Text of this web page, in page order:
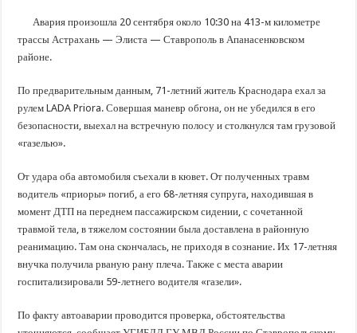
Важные правила обращения в вашу страховую компанию
В городах и районах Кубани отметили День России
Авария произошла 20 сентября около 10:30 на 413-м километре
трассы Астрахань — Элиста — Ставрополь в Апанасенковском
районе.
По предварительным данным, 71-летний житель Краснодара ехал за
рулем LADA Priora. Совершая маневр обгона, он не убедился в его
безопасности, выехал на встречную полосу и столкнулся там грузовой
«газелью».
От удара оба автомобиля съехали в кювет. От полученных травм
водитель «приоры» погиб, а его 68-летняя супруга, находившая в
момент ДТП на переднем пассажирском сидении, с сочетанной
травмой тела, в тяжелом состоянии была доставлена в районную
реанимацию. Там она скончалась, не приходя в сознание. Их 17-летняя
внучка получила рваную рану плеча. Также с места аварии
госпитализировали 59-летнего водителя «газели».
По факту автоаварии проводится проверка, обстоятельства